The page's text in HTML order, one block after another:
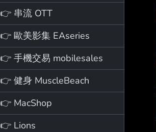
👉 串流 OTT
👉 歐美影集 EAseries
👉 手機交易 mobilesales
👉 健身 MuscleBeach
👉 MacShop
👉 Lions